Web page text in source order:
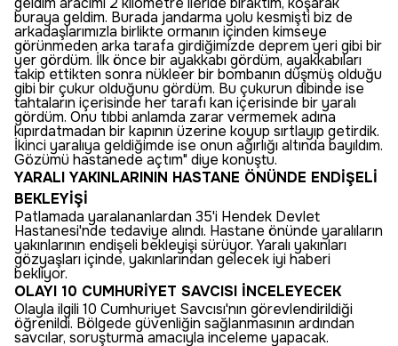
buraya geldim. Burada jandarma yolu kesmişti biz de
arkadaşlarımızla birlikte ormanın içinden kimseye
görünmeden arka tarafa girdiğimizde deprem yeri gibi bir
yer gördüm. İlk önce bir ayakkabı gördüm, ayakkabıları
takip ettikten sonra nükleer bir bombanın düşmüş olduğu
gibi bir çukur olduğunu gördüm. Bu çukurun dibinde ise
tahtaların içerisinde her tarafı kan içerisinde bir yaralı
gördüm. Onu tıbbi anlamda zarar vermemek adına
kıpırdatmadan bir kapının üzerine koyup sırtlayıp getirdik.
İkinci yaralıya geldiğimde ise onun ağırlığı altında bayıldım.
Gözümü hastanede açtım" diye konuştu.
YARALI YAKINLARININ HASTANE ÖNÜNDE ENDİŞELİ
BEKLEYİŞİ
Patlamada yaralananlardan 35'i Hendek Devlet
Hastanesi'nde tedaviye alındı. Hastane önünde yaralıların
yakınlarının endişeli bekleyişi sürüyor. Yaralı yakınları
gözyaşları içinde, yakınlarından gelecek iyi haberi
bekliyor.
OLAYI 10 CUMHURİYET SAVCISI İNCELEYECEK
Olayla ilgili 10 Cumhuriyet Savcısı'nın görevlendirildiği
öğrenildi. Bölgede güvenliğin sağlanmasının ardından
savcılar, soruşturma amacıyla inceleme yapacak.